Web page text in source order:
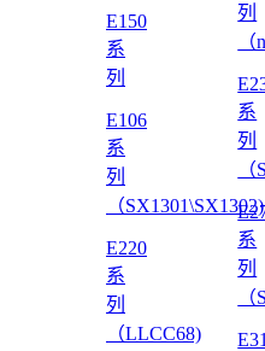
E150
系
列
E106
系
列
（SX1301\SX1302)
E220
系
列
（LLCC68)
列
系
列
系
列
E31